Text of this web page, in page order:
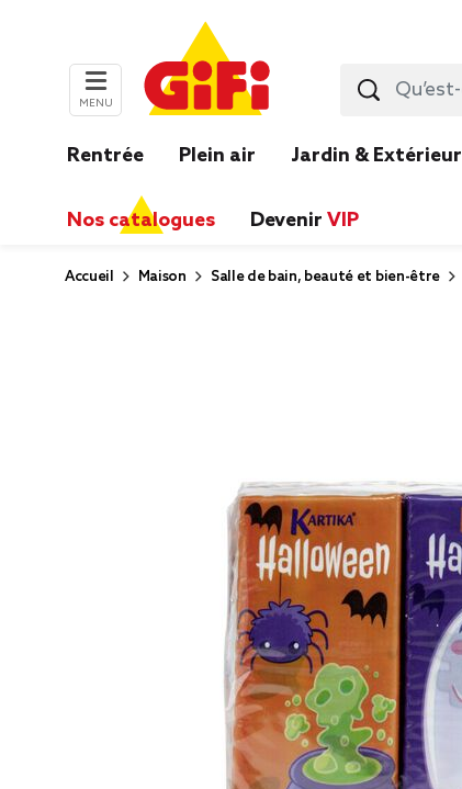
MENU
Rentrée Plein air Jardin & Extérieur
Nos catalogues Devenir VIP
Accueil Maison Salle de bain, beauté et bien-être